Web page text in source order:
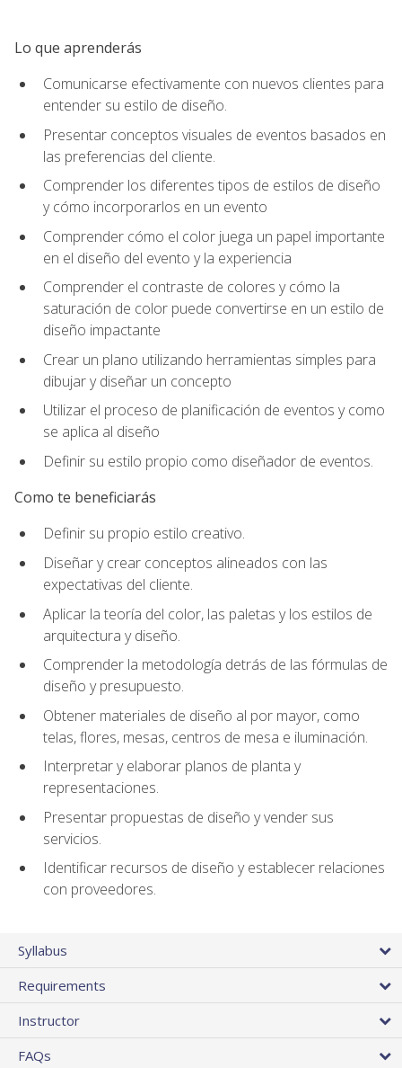
Lo que aprenderás
Comunicarse efectivamente con nuevos clientes para
entender su estilo de diseño.
Presentar conceptos visuales de eventos basados en
las preferencias del cliente.
Comprender los diferentes tipos de estilos de diseño
y cómo incorporarlos en un evento
Comprender cómo el color juega un papel importante
en el diseño del evento y la experiencia
Comprender el contraste de colores y cómo la
saturación de color puede convertirse en un estilo de
diseño impactante
Crear un plano utilizando herramientas simples para
dibujar y diseñar un concepto
Utilizar el proceso de planificación de eventos y como
se aplica al diseño
Definir su estilo propio como diseñador de eventos.
Como te beneficiarás
Definir su propio estilo creativo.
Diseñar y crear conceptos alineados con las
expectativas del cliente.
Aplicar la teoría del color, las paletas y los estilos de
arquitectura y diseño.
Comprender la metodología detrás de las fórmulas de
diseño y presupuesto.
Obtener materiales de diseño al por mayor, como
telas, flores, mesas, centros de mesa e iluminación.
Interpretar y elaborar planos de planta y
representaciones.
Presentar propuestas de diseño y vender sus
servicios.
Identificar recursos de diseño y establecer relaciones
con proveedores.
Syllabus
Requirements
Instructor
FAQs